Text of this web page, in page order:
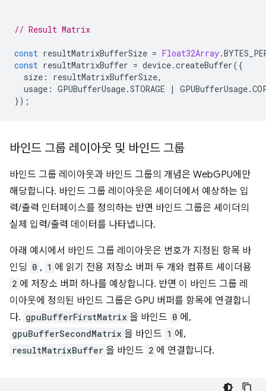
// Result Matrix
const resultMatrixBufferSize = Float32Array.
const resultMatrixBuffer = device.createBuffer({
size : resultMatrixBufferSize,
usage : GPUBufferUsage.STORAGE | GPUBufferUsage.
});
바인드 그룹 레이아웃 및 바인드 그룹
바인드 그룹 레이아웃과 바인드 그룹의 개념은 WebGPU에만
해당합니다. 바인드 그룹 레이아웃은 셰이더에서 예상하는 입
력/출력 인터페이스를 정의하는 반면 바인드 그룹은 셰이더의
실제 입력/출력 데이터를 나타냅니다.
아래 예시에서 바인드 그룹 레이아웃은 번호가 지정된 항목 바
인딩 0 , 1 에 읽기 전용 저장소 버퍼 두 개와 컴퓨트 셰이더용
2 에 저장소 버퍼 하나를 예상합니다. 반면 이 바인드 그룹 레
이아웃에 정의된 바인드 그룹은 GPU 버퍼를 항목에 연결합니
다. gpuBufferFirstMatrix 을 바인드 0 에,
gpuBufferSecondMatrix 을 바인드 1 에,
resultMatrixBuffer 을 바인드 2 에 연결합니다.